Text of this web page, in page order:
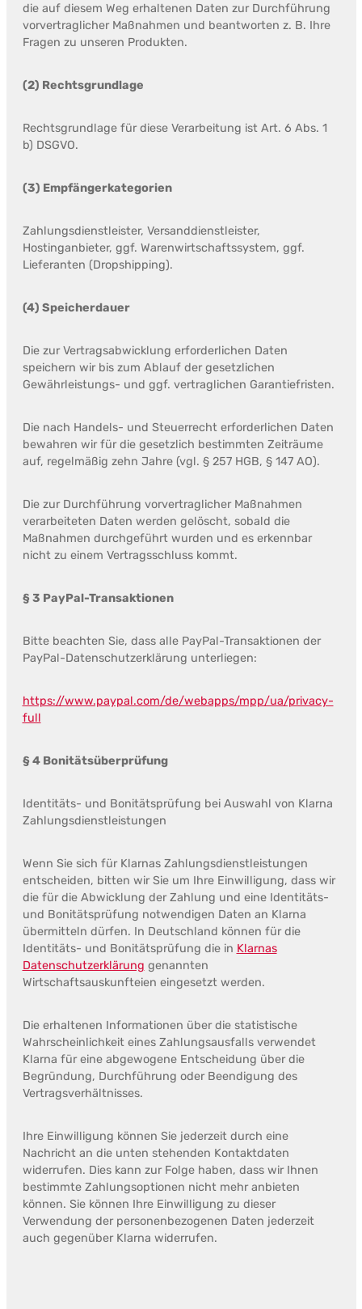
die auf diesem Weg erhaltenen Daten zur Durchführung
vorvertraglicher Maßnahmen und beantworten z. B. Ihre
Fragen zu unseren Produkten.
(2) Rechtsgrundlage
Rechtsgrundlage für diese Verarbeitung ist Art. 6 Abs. 1
b) DSGVO.
(3) Empfängerkategorien
Zahlungsdienstleister, Versanddienstleister,
Hostinganbieter, ggf. Warenwirtschaftssystem, ggf.
Lieferanten (Dropshipping).
(4) Speicherdauer
Die zur Vertragsabwicklung erforderlichen Daten
speichern wir bis zum Ablauf der gesetzlichen
Gewährleistungs- und ggf. vertraglichen Garantiefristen.
Die nach Handels- und Steuerrecht erforderlichen Daten
bewahren wir für die gesetzlich bestimmten Zeiträume
auf, regelmäßig zehn Jahre (vgl. § 257 HGB, § 147 AO).
Die zur Durchführung vorvertraglicher Maßnahmen
verarbeiteten Daten werden gelöscht, sobald die
Maßnahmen durchgeführt wurden und es erkennbar
nicht zu einem Vertragsschluss kommt.
§ 3 PayPal-Transaktionen
Bitte beachten Sie, dass alle PayPal-Transaktionen der
PayPal-Datenschutzerklärung unterliegen:
https://www.paypal.com/de/webapps/mpp/ua/privacy-
full
§ 4 Bonitätsüberprüfung
Identitäts- und Bonitätsprüfung bei Auswahl von Klarna
Zahlungsdienstleistungen
Wenn Sie sich für Klarnas Zahlungsdienstleistungen
entscheiden, bitten wir Sie um Ihre Einwilligung, dass wir
die für die Abwicklung der Zahlung und eine Identitäts-
und Bonitätsprüfung notwendigen Daten an Klarna
übermitteln dürfen. In Deutschland können für die
Identitäts- und Bonitätsprüfung die in Klarnas
Datenschutzerklärung genannten
Wirtschaftsauskunfteien eingesetzt werden.
Die erhaltenen Informationen über die statistische
Wahrscheinlichkeit eines Zahlungsausfalls verwendet
Klarna für eine abgewogene Entscheidung über die
Begründung, Durchführung oder Beendigung des
Vertragsverhältnisses.
Ihre Einwilligung können Sie jederzeit durch eine
Nachricht an die unten stehenden Kontaktdaten
widerrufen. Dies kann zur Folge haben, dass wir Ihnen
bestimmte Zahlungsoptionen nicht mehr anbieten
können. Sie können Ihre Einwilligung zu dieser
Verwendung der personenbezogenen Daten jederzeit
auch gegenüber Klarna widerrufen.